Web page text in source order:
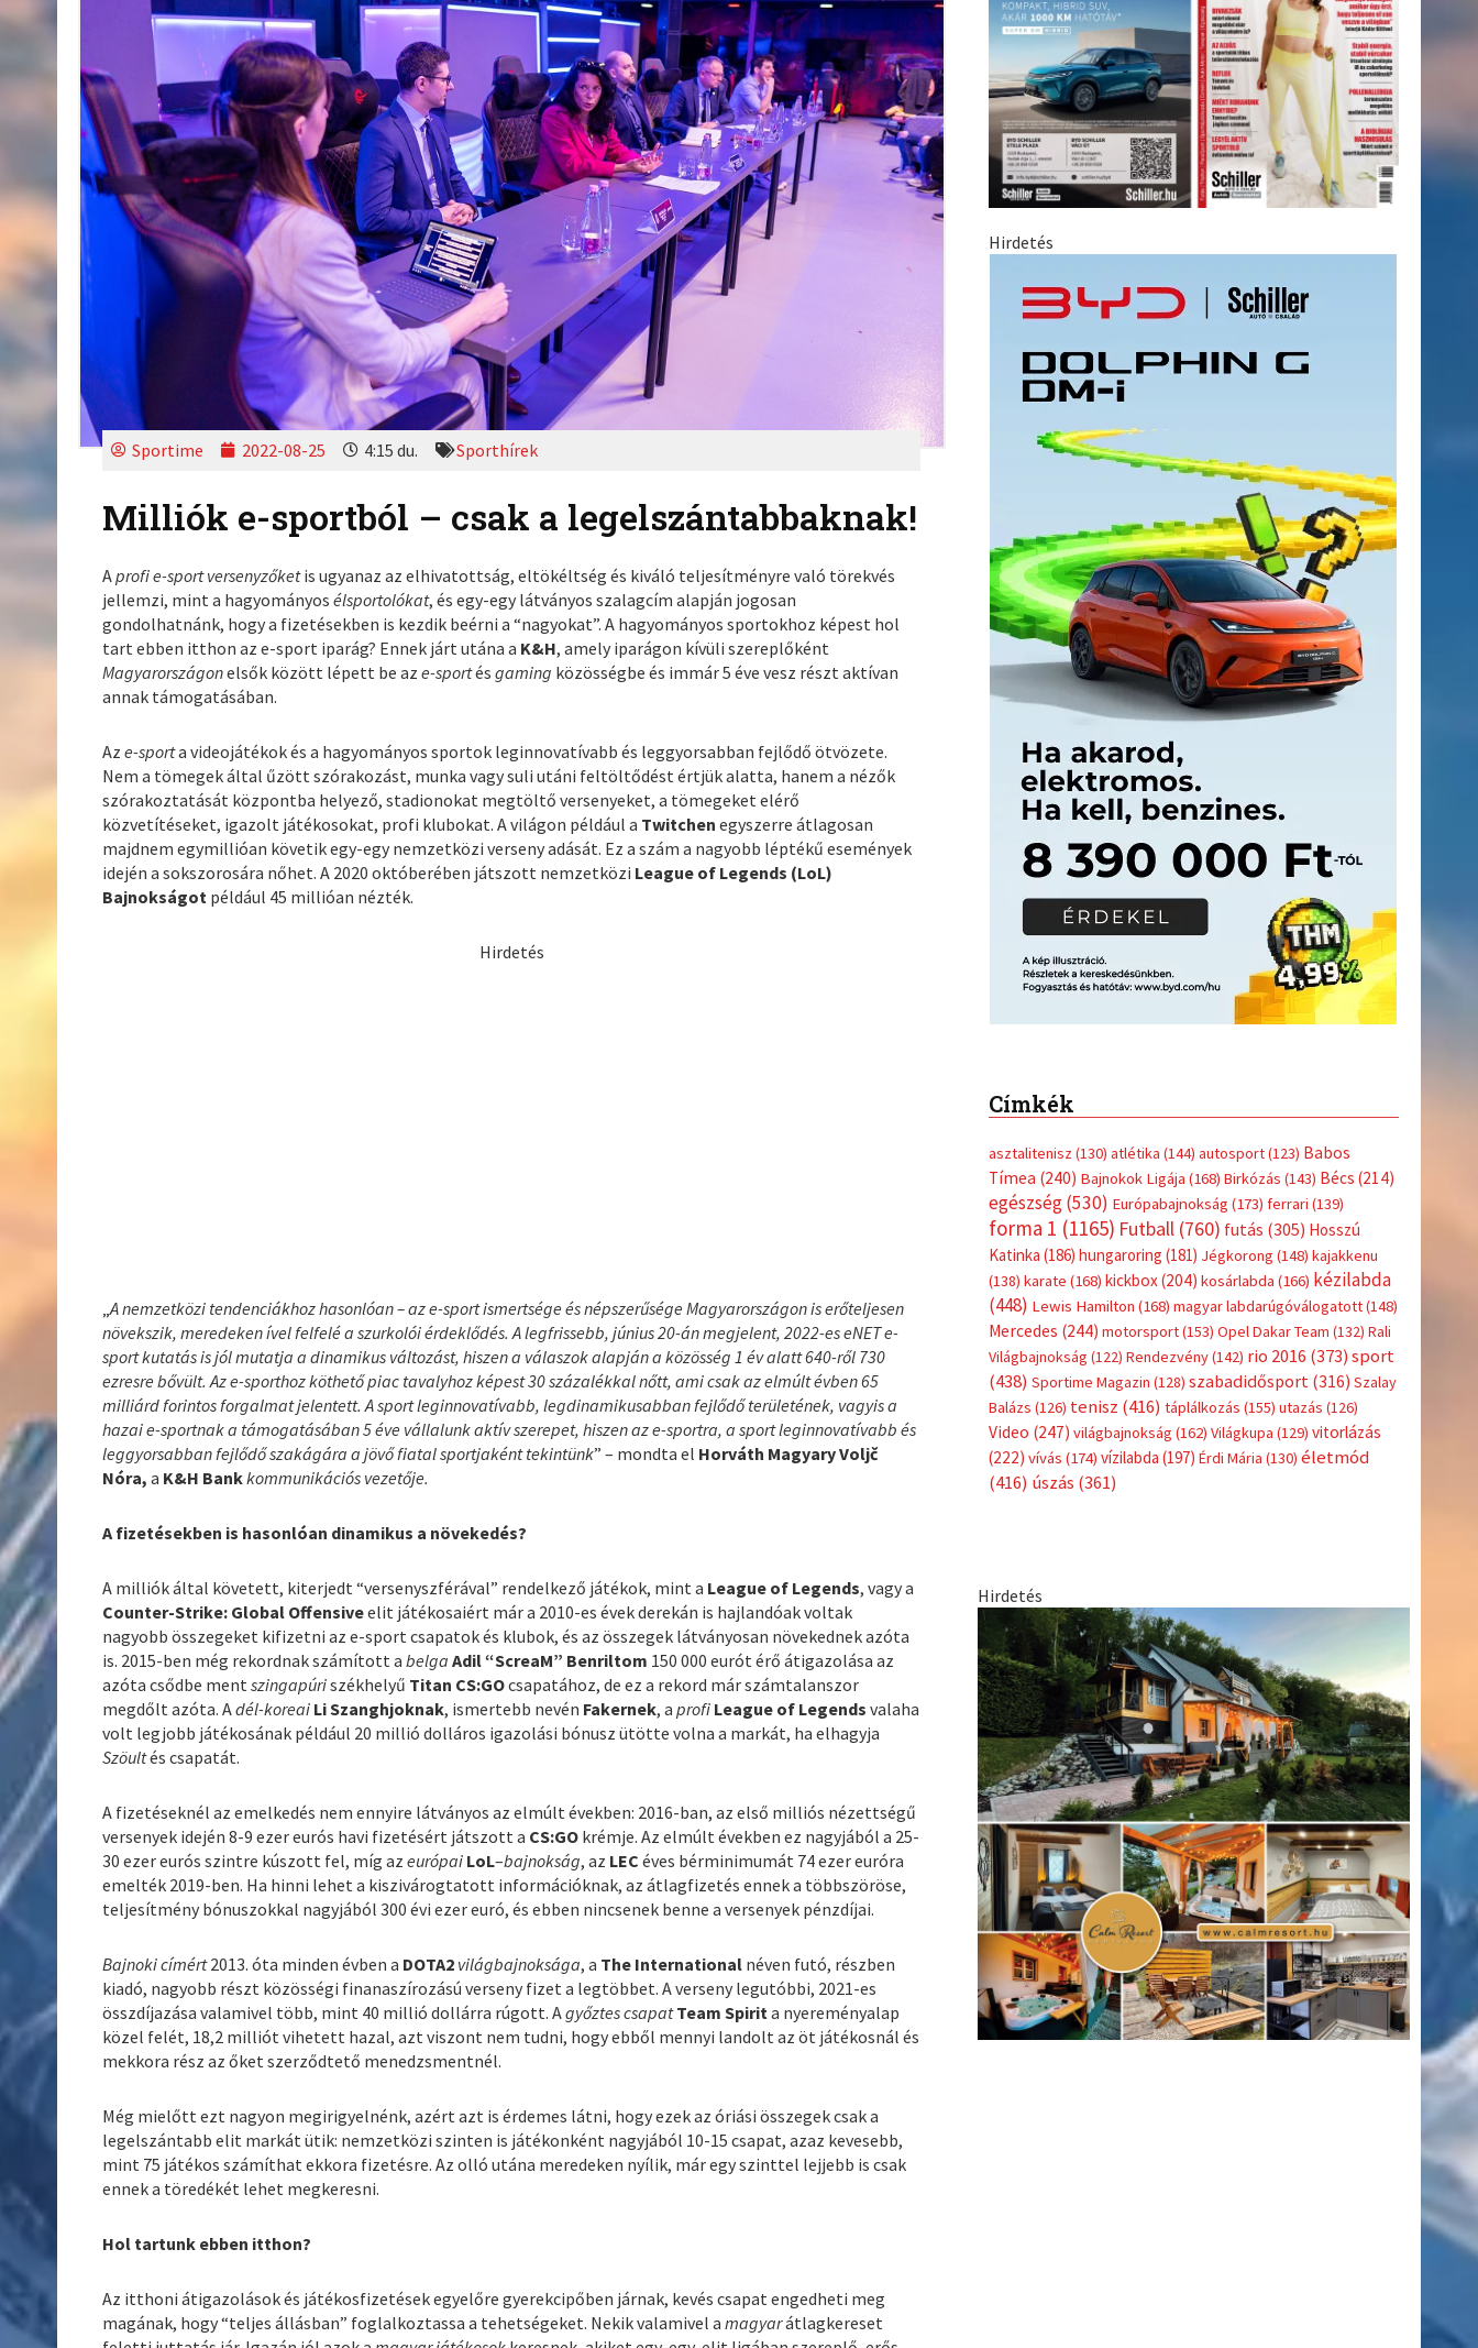
Sportime 2022-08-25 4:15 du. Sporthírek
Milliók e-sportból – csak a legelszántabbaknak!
Aprofi e-sport versenyzőketis ugyanaz az elhivatottság, eltökéltség és kiváló teljesítményre való törekvés
jellemzi, mint a hagyományosélsportolókat, és egy-egy látványos szalagcím alapján jogosan
gondolhatnánk, hogy a fizetésekben is kezdik beérni a “nagyokat”. A hagyományos sportokhoz képest hol
tart ebben itthon az e-sport iparág? Ennek járt utána a K&H, amely iparágon kívüli szereplőként
Magyarországonelsők között lépett be az e-sportésgaming közösségbe és immár 5 éve vesz részt aktívan
annak támogatásában.
Aze-sporta videojátékok és a hagyományos sportok leginnovatívabb és leggyorsabban fejlődő ötvözete.
Nem a tömegek által űzött szórakozást, munka vagy suli utáni feltöltődést értjük alatta, hanem a nézők
szórakoztatását központba helyező, stadionokat megtöltő versenyeket, a tömegeket elérő
közvetítéseket, igazolt játékosokat, profi klubokat. A világon például a Twitchenegyszerre átlagosan
majdnem egymillióan követik egy-egy nemzetközi verseny adását. Ez a szám a nagyobb léptékű események
idején a sokszorosára nőhet. A 2020 októberében játszott nemzetközi League of Legends (LoL)
Bajnokságot például 45 millióan nézték.
Hirdetés
„A nemzetközi tendenciákhoz hasonlóan – az e-sport ismertsége és népszerűsége Magyarországon is erőteljesen
növekszik, meredeken ível felfelé a szurkolói érdeklődés. A legfrissebb, június 20-án megjelent, 2022-es eNET e-
sport kutatás is jól mutatja a dinamikus változást, hiszen a válaszok alapján a közösség 1 év alatt 640-ről 730
ezresre bővült. Az e-sporthoz köthető piac tavalyhoz képest 30 százalékkal nőtt, ami csak az elmúlt évben 65
milliárd forintos forgalmat jelentett. A sport leginnovatívabb, legdinamikusabban fejlődő területének, vagyis a
hazai e-sportnak a támogatásában 5 éve vállalunk aktív szerepet, hiszen az e-sportra, a sport leginnovatívabb és
leggyorsabban fejlődő szakágára a jövő fiatal sportjaként tekintünk” – mondta el Horváth Magyary Voljč
Nóra,a K&H Bankkommunikációs vezetője.
A fizetésekben is hasonlóan dinamikus a növekedés?
A milliók által követett, kiterjedt “versenyszférával” rendelkező játékok, mint a League of Legends, vagy a
Counter-Strike: Global Offensiveelit játékosaiért már a 2010-es évek derekán is hajlandóak voltak
nagyobb összegeket kifizetni az e-sport csapatok és klubok, és az összegek látványosan növekednek azóta
is. 2015-ben még rekordnak számított abelgaAdil “ScreaM” Benriltom 150 000 eurót érő átigazolása az
azóta csődbe mentszingapúriszékhelyű Titan CS:GOcsapatához, de ez a rekord már számtalanszor
megdőlt azóta. Adél-koreai Li Szanghjoknak, ismertebb nevén Fakernek, aprofi League of Legends valaha
volt legjobb játékosának például 20 millió dolláros igazolási bónusz ütötte volna a markát, ha elhagyja
Szöultés csapatát.
A fizetéseknél az emelkedés nem ennyire látványos az elmúlt években: 2016-ban, az első milliós nézettségű
versenyek idején 8-9 ezer eurós havi fizetésért játszott a CS:GO krémje. Az elmúlt években ez nagyjából a 25-
30 ezer eurós szintre kúszott fel, míg azeurópai LoL–bajnokság, az LEC éves bérminimumát 74 ezer euróra
emelték 2019-ben. Ha hinni lehet a kiszivárogtatott információknak, az átlagfizetés ennek a többszöröse,
teljesítmény bónuszokkal nagyjából 300 évi ezer euró, és ebben nincsenek benne a versenyek pénzdíjai.
Bajnoki címért2013. óta minden évben a DOTA2 világbajnoksága, a The International néven futó, részben
kiadó, nagyobb részt közösségi finanaszírozású verseny fizet a legtöbbet. A verseny legutóbbi, 2021-es
összdíjazása valamivel több, mint 40 millió dollárra rúgott. Agyőztes csapatTeam Spirit a nyereményalap
közel felét, 18,2 milliót vihetett hazal, azt viszont nem tudni, hogy ebből mennyi landolt az öt játékosnál és
mekkora rész az őket szerződtető menedzsmentnél.
Még mielőtt ezt nagyon megirigyelnénk, azért azt is érdemes látni, hogy ezek az óriási összegek csak a
legelszántabb elit markát ütik: nemzetközi szinten is játékonként nagyjából 10-15 csapat, azaz kevesebb,
mint 75 játékos számíthat ekkora fizetésre. Az olló utána meredeken nyílik, már egy szinttel lejjebb is csak
ennek a töredékét lehet megkeresni.
Hol tartunk ebben itthon?
Az itthoni átigazolások és játékosfizetések egyelőre gyerekcipőben járnak, kevés csapat engedheti meg
magának, hogy “teljes állásban” foglalkoztassa a tehetségeket. Nekik valamivel amagyarátlagkereset
Hirdetés
Címkék
asztalitenisz (130) atlétika (144) autosport(123) Babos
Tímea (240) Bajnokok Ligája (168) Birkózás (143) Bécs (214)
egészség(530) Európabajnokság (173) ferrari (139)
forma 1 (1165) Futball(760) futás (305) Hosszú
Katinka (186) hungaroring (181) Jégkorong (148) kajakkenu
(138) karate (168) kickbox(204) kosárlabda (166) kézilabda
(448) Lewis Hamilton (168) magyar labdarúgóválogatott(148)
Mercedes (244) motorsport(153) Opel Dakar Team (132) Rali
Világbajnokság (122) Rendezvény(142) rio 2016 (373) sport
(438) Sportime Magazin (128) szabadidősport (316) Szalay
Balázs (126) tenisz (416) táplálkozás (155) utazás (126)
Video (247) világbajnokság (162) Világkupa (129) vitorlázás
(222) vívás (174) vízilabda (197) Érdi Mária (130) életmód
(416) úszás (361)
Hirdetés